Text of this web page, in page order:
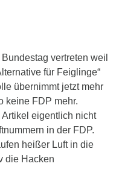
vertreten weil
für Feiglinge“
übernimmt jetzt mehr
keine FDP mehr.
eigentlich nicht
in der FDP.
heißer Luft in die
die Hacken